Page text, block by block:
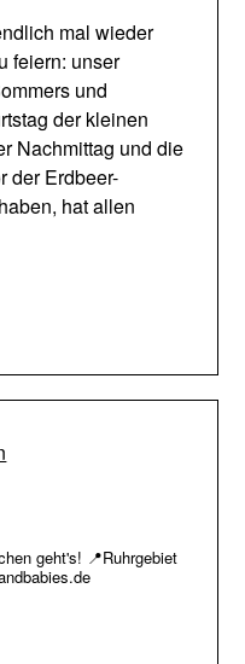
mal wieder
feiern: unser
und
der kleinen
Nachmittag und die
der Erdbeer-
hat allen
geht's! 📍Ruhrgebiet